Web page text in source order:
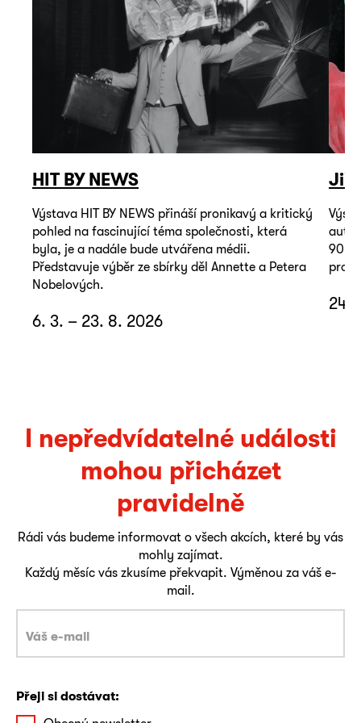
HIT BY NEWS
Výstava HIT BY NEWS přináší pronikavý a kritický
pohled na fascinující téma společnosti, která
byla, je a nadále bude utvářena médii.
Představuje výběr ze sbírky děl Annette a Petera
Nobelových.
6. 3. – 23. 8. 2026
Jiří
90.
24.
I nepředvídatelné události
mohou přicházet
pravidelně
Rádi vás budeme informovat o všech akcích, které by vás
mohly zajímat.
Každý měsíc vás zkusíme překvapit. Výměnou za váš e-
mail.
Přeji si dostávat: